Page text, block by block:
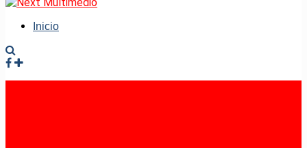
Inicio